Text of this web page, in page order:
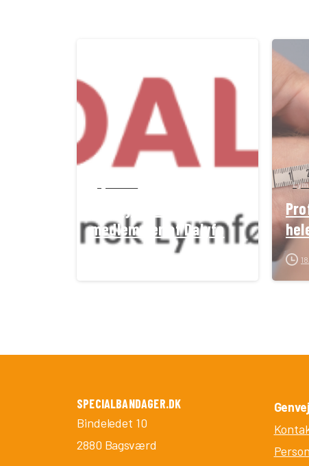
medlemmer af Dalyfo
SPECIALBANDAGER.DK
Bindeledet 10
2880 Bagsværd